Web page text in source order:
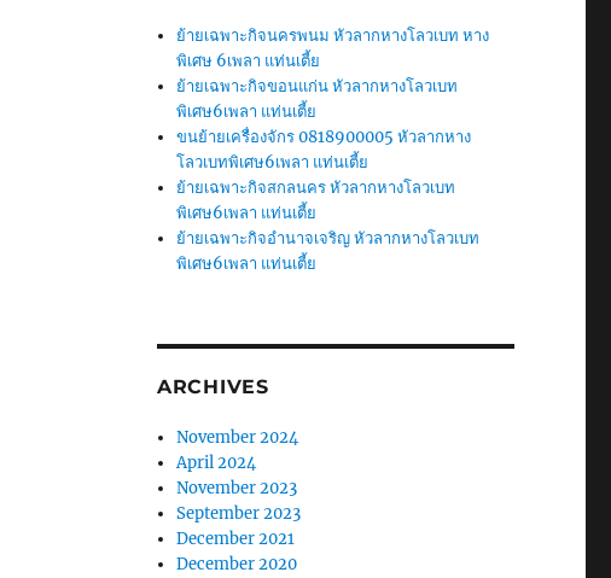
ย้ายเฉพาะกิจนครพนม หัวลากหางโลวเบท หาง
พิเศษ 6เพลา แท่นเตี้ย
ย้ายเฉพาะกิจขอนแก่น หัวลากหางโลวเบท
พิเศษ6เพลา แท่นเตี้ย
ขนย้ายเครื่องจักร 0818900005 หัวลากหาง
โลวเบทพิเศษ6เพลา แท่นเตี้ย
ย้ายเฉพาะกิจสกลนคร หัวลากหางโลวเบท
พิเศษ6เพลา แท่นเตี้ย
ย้ายเฉพาะกิจอำนาจเจริญ หัวลากหางโลวเบท
พิเศษ6เพลา แท่นเตี้ย
ARCHIVES
November 2024
April 2024
November 2023
September 2023
December 2021
December 2020